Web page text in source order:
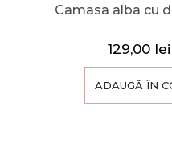
Camasa alba cu
129,00 lei
ADAUGĂ ÎN